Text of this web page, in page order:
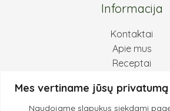
Mes vertiname jūsų privatumą
Naudojame slapukus siekdami
Informacija
Kontaktai
Apie mus
Receptai
Privatumo politika